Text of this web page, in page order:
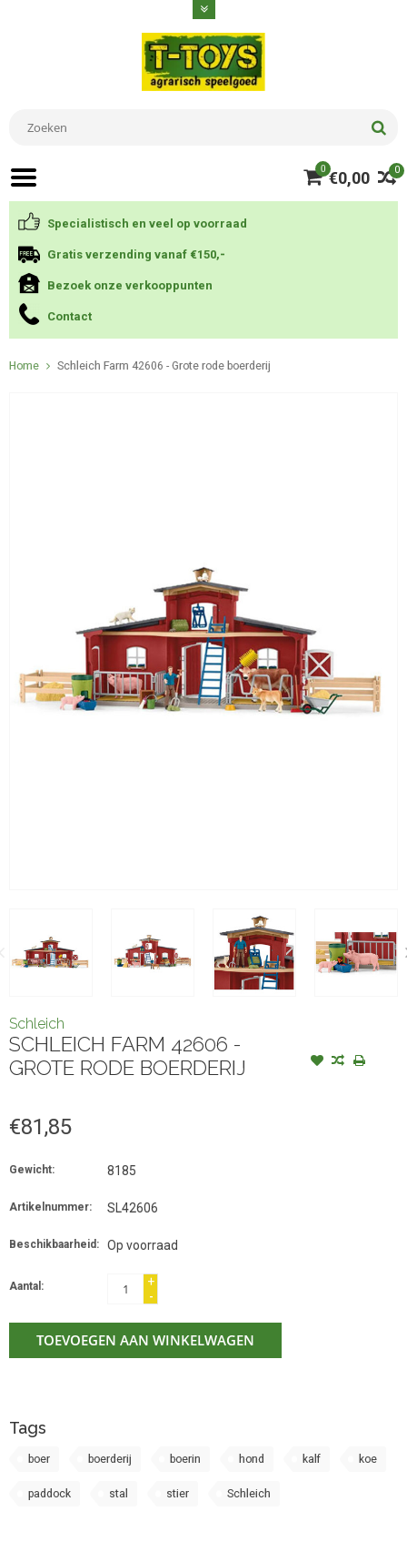
0
0 €0,00
Specialistisch en veel op voorraad
Gratis verzending vanaf €150,-
Bezoek onze verkooppunten
Contact
Home Schleich Farm 42606 - Grote rode boerderij
Schleich
SCHLEICH FARM 42606 -
GROTE RODE BOERDERIJ
€81,85
Gewicht: 8185
Artikelnummer: SL42606
Beschikbaarheid: Op voorraad
Aantal:
+
-
TOEVOEGEN AAN WINKELWAGEN
Tags
boer boerderij boerin hond kalf koe
paddock stal stier Schleich